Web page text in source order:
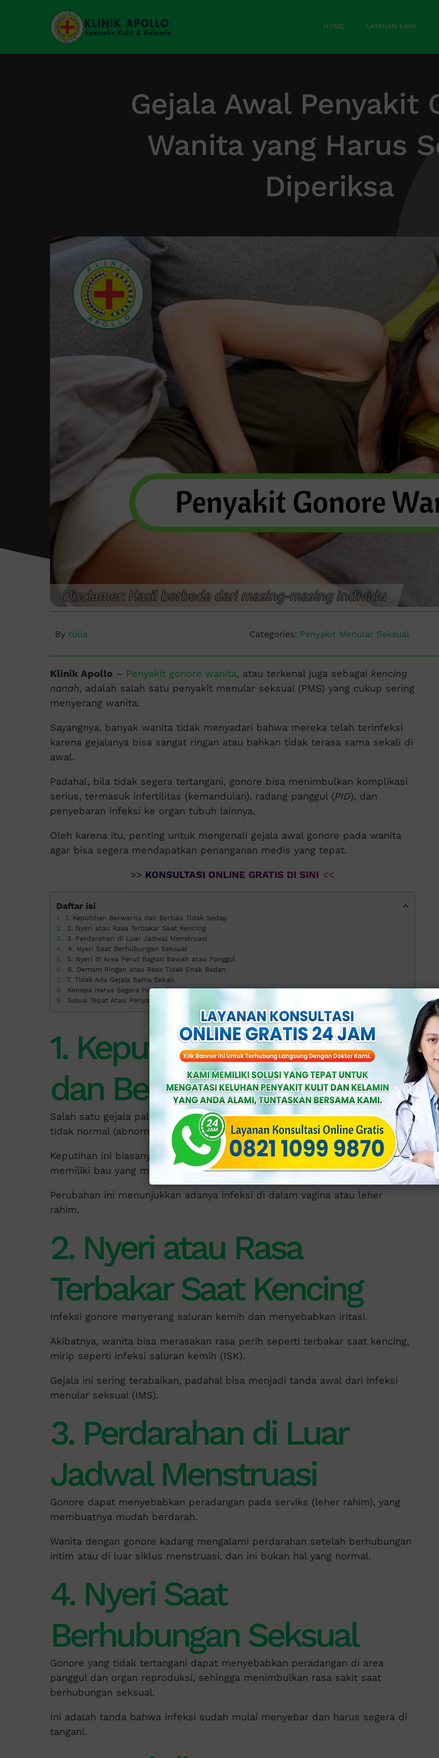
HOME LAYANAN KAMI
Gejala Awal Penyakit
Wanita yang Harus
Diperiksa
By Yulia Categories: Penyakit Menular Seksual
Klinik Apollo – Penyakit gonore wanita, atau terkenal juga sebagai kencing
nanah, adalah salah satu penyakit menular seksual (PMS) yang cukup sering
menyerang wanita.
Sayangnya, banyak wanita tidak menyadari bahwa mereka telah terinfeksi
karena gejalanya bisa sangat ringan atau bahkan tidak terasa sama sekali di
awal.
Padahal, bila tidak segera tertangani, gonore bisa menimbulkan komplikasi
serius, termasuk infertilitas (kemandulan), radang panggul (PID), dan
penyebaran infeksi ke organ tubuh lainnya.
Oleh karena itu, penting untuk mengenali gejala awal gonore pada wanita
agar bisa segera mendapatkan penanganan medis yang tepat.
>> KONSULTASI ONLINE GRATIS DI SINI <<
Daftar isi
1. Keputihan Berwarna dan Berbau Tidak Sedap
2. Nyeri atau Rasa Terbakar Saat Kencing
3. Perdarahan di Luar Jadwal Menstruasi
4. Nyeri Saat Berhubungan Seksual
5. Nyeri di Area Perut Bagian Bawah atau Panggul
6. Demam Ringan atau Rasa Tidak Enak Badan
7. Tidak Ada Gejala Sama Sekali
Kenapa Harus Segera Periksa?
Solusi Tepat Atasi Penyakit Gonore di Klinik Apollo
1. Keputihan Berwarna
dan Berbau Tidak Sedap
Salah satu gejala paling umum dari gonore pada wanita adalah keputihan
tidak normal (abnormal).
Keputihan ini biasanya berwarna kuning, hijau, atau keabu-abuan, dan
memiliki bau yang menyengat.
Perubahan ini menunjukkan adanya infeksi di dalam vagina atau leher
rahim.
2. Nyeri atau Rasa
Terbakar Saat Kencing
Infeksi gonore menyerang saluran kemih dan menyebabkan iritasi.
Akibatnya, wanita bisa merasakan rasa perih seperti terbakar saat kencing,
mirip seperti infeksi saluran kemih (ISK).
Gejala ini sering terabaikan, padahal bisa menjadi tanda awal dari infeksi
menular seksual (IMS).
3. Perdarahan di Luar
Jadwal Menstruasi
Gonore dapat menyebabkan peradangan pada serviks (leher rahim), yang
membuatnya mudah berdarah.
Wanita dengan gonore kadang mengalami perdarahan setelah berhubungan
intim atau di luar siklus menstruasi, dan ini bukan hal yang normal.
4. Nyeri Saat
Berhubungan Seksual
Gonore yang tidak tertangani dapat menyebabkan peradangan di area
panggul dan organ reproduksi, sehingga menimbulkan rasa sakit saat
berhubungan seksual.
Ini adalah tanda bahwa infeksi sudah mulai menyebar dan harus segera di
tangani.